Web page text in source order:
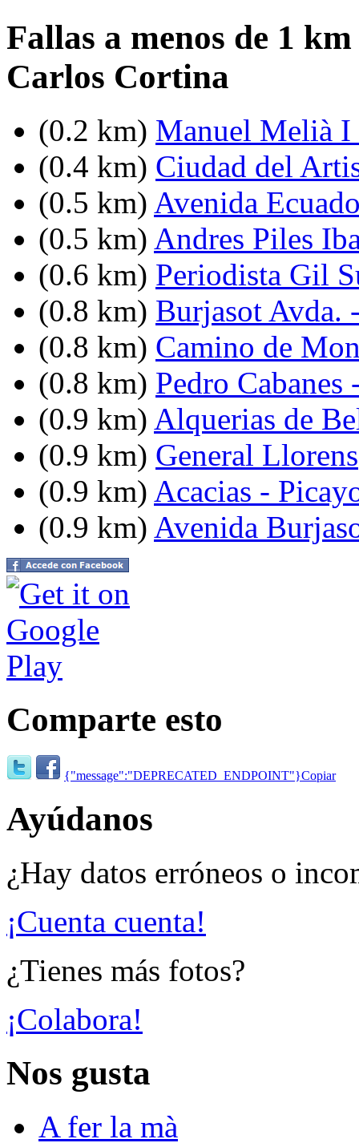
Fallas a menos de 1
Carlos Cortina
(0.2 km) Manuel Melià I
(0.4 km) Ciudad del
(0.5 km) Avenida
(0.5 km) Andres Piles
(0.6 km) Periodista Gil
(0.8 km) Burjasot Avda.
(0.8 km) Camino de
(0.8 km) Pedro
(0.9 km) Alquerias de
(0.9 km) General Llorens
(0.9 km) Acacias -
(0.9 km) Avenida
Comparte esto
{"message":"DEPRECATED_ENDPOINT"}Copiar
Ayúdanos
¿Hay datos erróneos o
¡Cuenta cuenta!
¿Tienes más fotos?
¡Colabora!
Nos gusta
A fer la mà